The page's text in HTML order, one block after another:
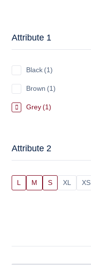
Attribute 1
Black (1)
Brown (1)
Grey(1)
Attribute 2
L M S XL XS